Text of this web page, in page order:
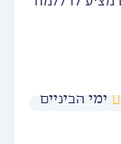
ימי הביניים